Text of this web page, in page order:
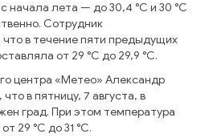
начала лета — до 30,4 °C и 30 °C
Сотрудник
в течение пяти предыдущих
от 29 °C до 29,9 °C.
центра «Метео» Александр
в пятницу, 7 августа, в
град. При этом температура
29 °C до 31 °C.